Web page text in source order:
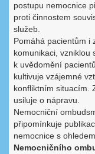
postupu nemocnice
proti činnostem
služeb.
Pomáhá pacientům i
komunikaci, vzniklou
k uvědomění
kultivuje vzájemné
konfliktním situacím.
usiluje o nápravu.
Nemocniční
připomínkuje
nemocnice s
Nemocničního